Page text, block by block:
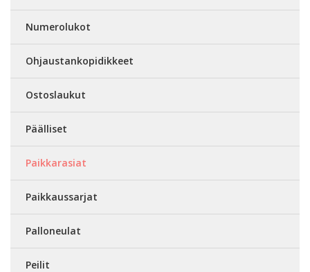
Numerolukot
Ohjaustankopidikkeet
Ostoslaukut
Päälliset
Paikkarasiat
Paikkaussarjat
Palloneulat
Peilit